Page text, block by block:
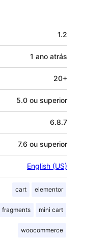
1.2
1 ano atrás
20+
5.0 ou superior
6.8.7
7.6 ou superior
English (US)
cart elementor
fragments mini cart
woocommerce